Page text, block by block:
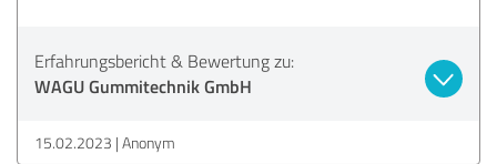
Erfahrungsbericht & Bewertung zu:
WAGU Gummitechnik GmbH
15.02.2023 Anonym